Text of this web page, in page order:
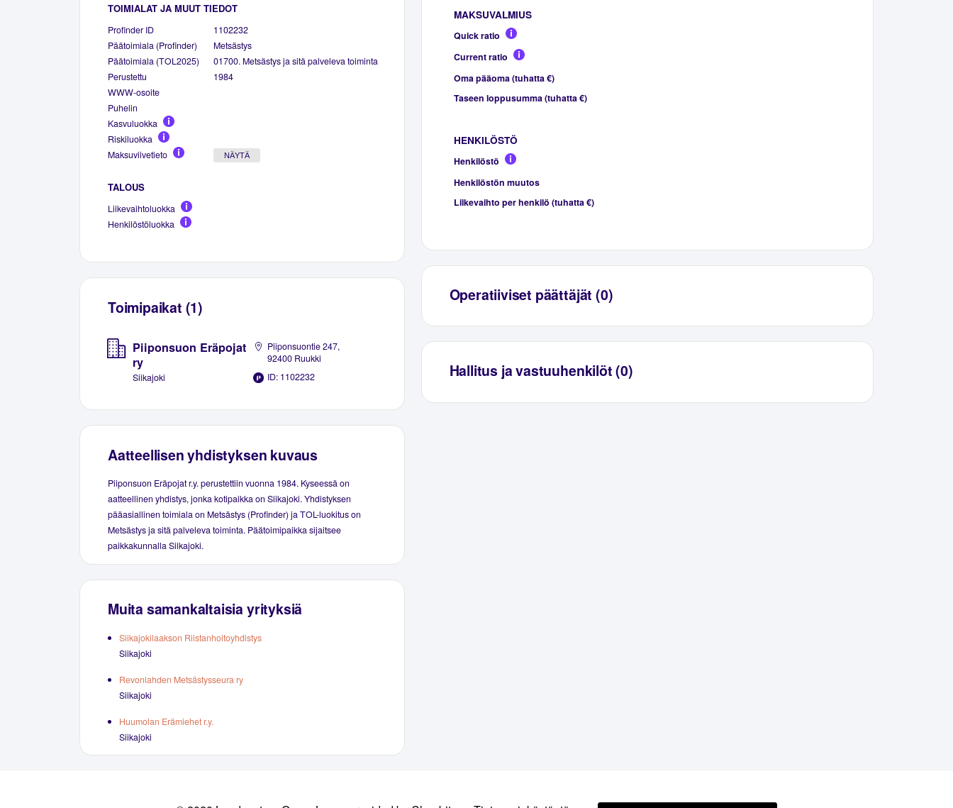
TOIMIALAT JA MUUT TIEDOT
Profinder ID
1102232
Päätoimiala (Profinder)
Metsästys
Päätoimiala (TOL2025)
01700. Metsästys ja sitä palveleva toiminta
Perustettu
1984
WWW-osoite
Puhelin
Kasvuluokka
Riskiluokka
Maksuviivetieto
NÄYTÄ
TALOUS
Liikevaihtoluokka
Henkilöstöluokka
Toimipaikat (1)
Piiponsuon Eräpojat
ry
Siikajoki
Piiponsuontie 247,
92400 Ruukki
ID: 1102232
Aatteellisen yhdistyksen kuvaus
Piiponsuon Eräpojat r.y. perustettiin vuonna 1984. Kyseessä on
aatteellinen yhdistys, jonka kotipaikka on Siikajoki. Yhdistyksen
pääasiallinen toimiala on Metsästys (Profinder) ja TOL-luokitus on
Metsästys ja sitä palveleva toiminta. Päätoimipaikka sijaitsee
paikkakunnalla Siikajoki.
Muita samankaltaisia yrityksiä
Siikajokilaakson Riistanhoitoyhdistys
Siikajoki
Revonlahden Metsästysseura ry
Siikajoki
Huumolan Erämiehet r.y.
Siikajoki
MAKSUVALMIUS
Quick ratio
Current ratio
Oma pääoma (tuhatta €)
Taseen loppusumma (tuhatta €)
HENKILÖSTÖ
Henkilöstö
Henkilöstön muutos
Liikevaihto per henkilö (tuhatta €)
Operatiiviset päättäjät (0)
Hallitus ja vastuuhenkilöt (0)